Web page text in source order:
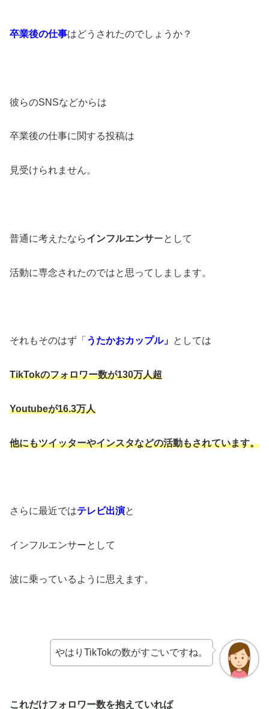
卒業後の仕事はどうされたのでしょうか？
彼らのSNSなどからは
卒業後の仕事に関する投稿は
見受けられません。
普通に考えたならインフルエンサーとして
活動に専念されたのではと思ってしまします。
それもそのはず「 うたかおカップル」 としては
TikTokのフォロワー数が130万人超
Youtubeが16.3万人
他にもツイッターやインスタなどの活動もされています。
さらに最近ではテレビ出演と
インフルエンサーとして
波に乗っているように思えます。
やはりTikTokの数がすごいですね。
これだけフォロワー数を抱えていれば